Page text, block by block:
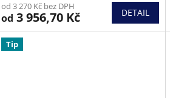
od 3 270 Kč bez DPH
od 3 956,70 Kč DETAIL
Tip